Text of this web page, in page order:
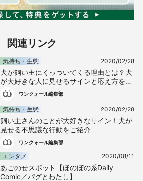
関連リンク
気持ち・生態 2020/02/28
犬が飼い主にくっついてくる理由とは？犬
が大好きな人に見せるサインと応え方を解
説【獣医師監修】
ワンクォール編集部
気持ち・生態 2020/02/28
飼い主さんのことが大好きなサイン！犬が
見せる不思議な行動をご紹介
ワンクォール編集部
エンタメ 2020/08/11
あごのせスポット【ほのぼの系Daily
Comic／パグとわたし】